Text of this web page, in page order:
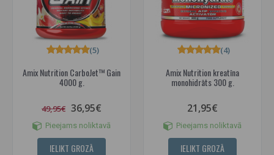
Amix Nutrition CarboJet™ Gain
4000 g.
(5)
49,95€ 36,95€
Pieejams noliktavā
IELIKT GROZĀ
Amix Nutrition kreatīna
monohidrāts 300 g.
(4)
21,95€
Pieejams noliktavā
IELIKT GROZĀ